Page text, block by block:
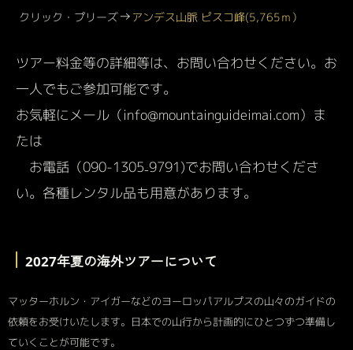
クリック・プリーズ→アンデス山脈 ピスコ峰(5,765ｍ）
ツアー料金等の詳細等は、お問い合わせください。お
一人でもご参加可能です。
お気軽にメール（info@mountainguideimai.com）ま
たは
お電話（090-1305₋9791)でお問い合わせくださ
い。各種レンタル品も用意があります。
｜ 2027年夏の海外ツアーについて
マッターホルン・アイガーなどのヨーロッパアルプスの山々のガイドの
依頼をお受けいたします。日本での山行から計画的にひとつずつ準備し
ていくことが可能です。